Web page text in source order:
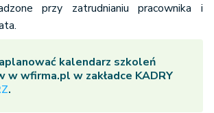
przy zatrudnianiu pracownika i
kalendarz szkoleń
w wfirma.pl w zakładce KADRY
.